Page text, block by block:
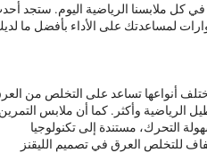
كل ملابسنا الرياضية اليوم. ستجد
لمساعدتك على الأداء بأفضل ما
أنواعها تساعد على التخلص من
الرياضية وأكثر. كما أن ملابس
التحرك، مستندة إلى تكنولوجيا
للتخلص العرق في تصميم الليقنز